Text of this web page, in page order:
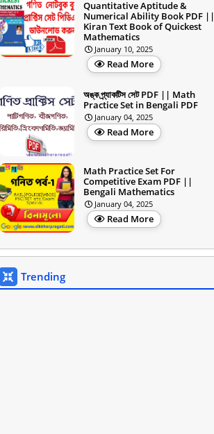
Quantitative Aptitude &
Numerical Ability Book PDF ||
Kiran Text Book of Quickest
Mathematics
January 10, 2025
Read More
অঙ্ক প্র্যাকটিস সেট PDF || Math
Practice Set in Bengali PDF
January 04, 2025
Read More
Math Practice Set For
Competitive Exam PDF ||
Bengali Mathematics
January 04, 2025
Read More
Trending